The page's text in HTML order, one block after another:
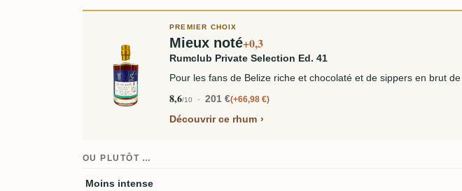
PREMIER CHOIX
Mieux noté+0,3
Rumclub Private Selection Ed. 41
Pour les fans de Belize riche et chocolaté et de sippers en brut
8,6/10 201 € +66,98 €
Découvrir ce rhum
OU PLUTÔT …
Moins intense